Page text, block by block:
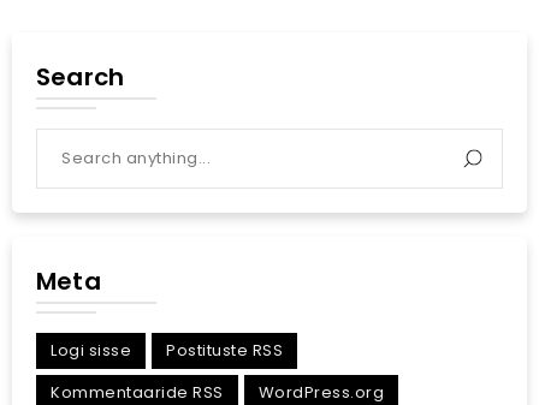
Search
Meta
Logi sisse
Postituste RSS
Kommentaaride RSS
WordPress.org